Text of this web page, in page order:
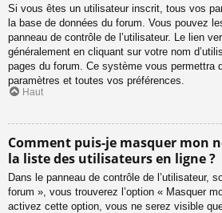
Si vous êtes un utilisateur inscrit, tous vos
la base de données du forum. Vous pouvez
panneau de contrôle de l’utilisateur. Le lien
généralement en cliquant sur votre nom
pages du forum. Ce système vous permettra
paramètres et toutes vos préférences.
Haut
Comment puis-je masquer mon
la liste des utilisateurs en ligne ?
Dans le panneau de contrôle de l’utilisateur,
forum », vous trouverez l’option « Masquer
activez cette option, vous ne serez visible